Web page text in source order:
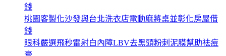
錢
桃園客製化沙發與台北洗衣店電動麻將桌並彰化房屋借
錢
眼科嚴選飛秒雷射白內障LBV去黑頭粉刺泥膜幫助祛痘